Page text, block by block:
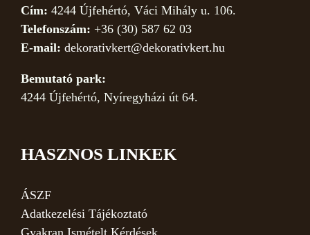
Cím: 4244 Újfehértó, Váci Mihály u. 106.
Telefonszám: +36 (30) 587 62 03
E-mail: dekorativkert@dekorativkert.hu
Bemutató park:
4244 Újfehértó, Nyíregyházi út 64.
HASZNOS LINKEK
ÁSZF
Adatkezelési Tájékoztató